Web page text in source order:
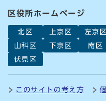
区役所ホームページ
北区 上京区 左京区
山科区
下京区 南区
伏見区
このサイトの考え方